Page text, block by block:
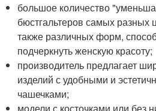
большое количество
бюстгальтеров самых разных
также различных форм,
подчеркнуть женскую красоту;
производитель предлагает
изделий с удобными и
чашечками;